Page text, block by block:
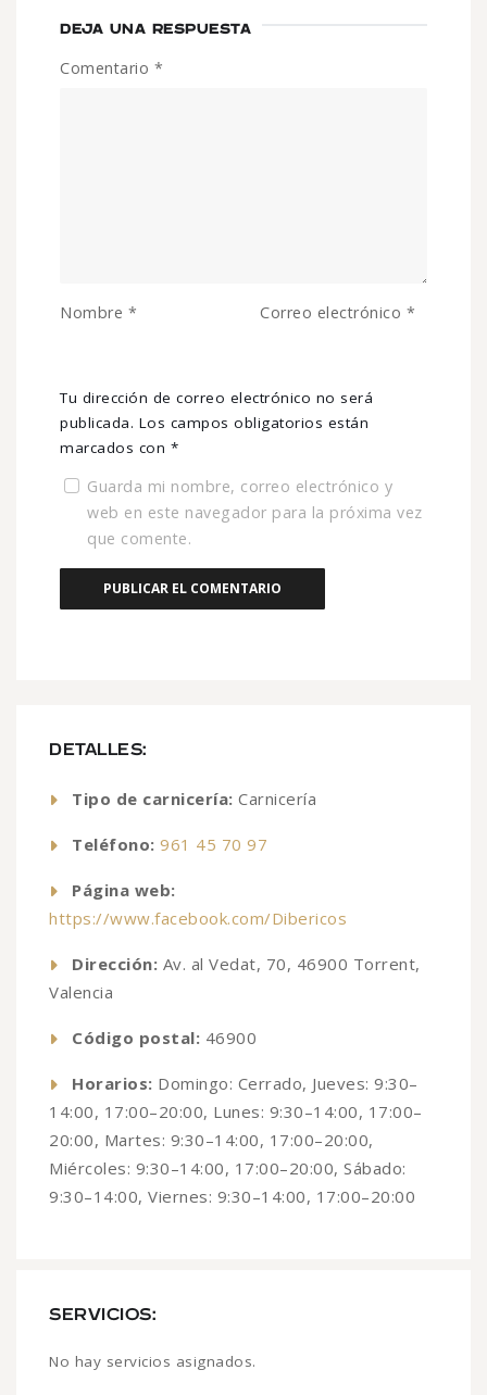
DETALLES:
Tipo de carnicería: Carnicería
Teléfono: 961 45 70 97
Página web:
https://www.facebook.com/Dibericos
Dirección: Av. al Vedat, 70, 46900 Torrent,
Valencia
Código postal: 46900
Horarios: Domingo: Cerrado, Jueves: 9:30–
14:00, 17:00–20:00, Lunes: 9:30–14:00, 17:00–
20:00, Martes: 9:30–14:00, 17:00–20:00,
Miércoles: 9:30–14:00, 17:00–20:00, Sábado:
9:30–14:00, Viernes: 9:30–14:00, 17:00–20:00
SERVICIOS:
No hay servicios asignados.
DEJA UNA RESPUESTA
Tu dirección de correo electrónico no será
publicada. Los campos obligatorios están
marcados con *
Comentario *
Nombre * Correo electrónico *
Guarda mi nombre, correo electrónico y
web en este navegador para la próxima vez
que comente.